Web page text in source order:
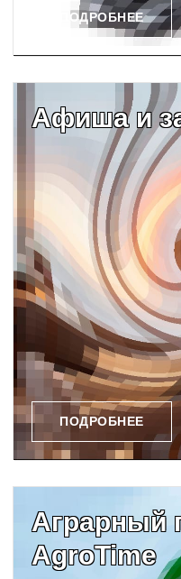
ПОДРОБНЕЕ
Афиша и
ПОДРОБНЕЕ
Аграрный
AgroTime